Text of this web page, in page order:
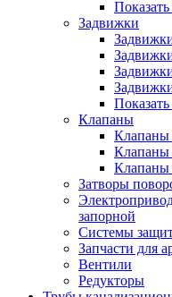
Показать
Задвижки
Показать
Клапаны
Клапаны
Клапаны
Клапаны
Затворы
запорной
Системы
Запчасти для
Вентили
Редукторы